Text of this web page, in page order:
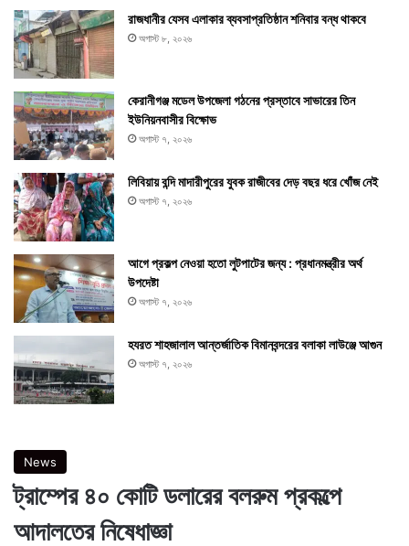
রাজধানীর যেসব এলাকার ব্যবসাপ্রতিষ্ঠান শনিবার বন্ধ থাকবে
অগাস্ট ৮, ২০২৬
কেরানীগঞ্জ মডেল উপজেলা গঠনের প্রস্তাবে সাভারের তিন
ইউনিয়নবাসীর বিক্ষোভ
অগাস্ট ৭, ২০২৬
লিবিয়ায় বন্দি মাদারীপুরের যুবক রাজীবের দেড় বছর ধরে খোঁজ নেই
অগাস্ট ৭, ২০২৬
আগে প্রকল্প নেওয়া হতো লুটপাটের জন্য : প্রধানমন্ত্রীর অর্থ
উপদেষ্টা
অগাস্ট ৭, ২০২৬
হযরত শাহজালাল আন্তর্জাতিক বিমানবন্দরের বলাকা লাউঞ্জে আগুন
অগাস্ট ৭, ২০২৬